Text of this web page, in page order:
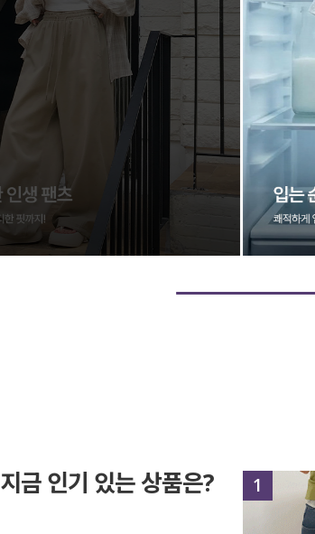
언더웨어
ACC
지금 인기 있는 상품은?